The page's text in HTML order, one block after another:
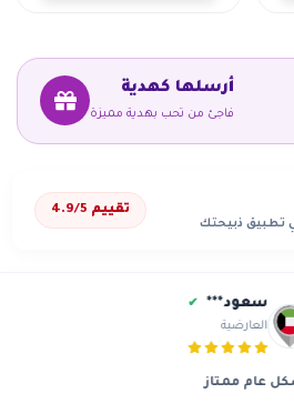
أرسلها كهدية
فاجئ من تحب بهدية مميزة
تطبيق ذبيحتك
تقييم 4.9/5
✔